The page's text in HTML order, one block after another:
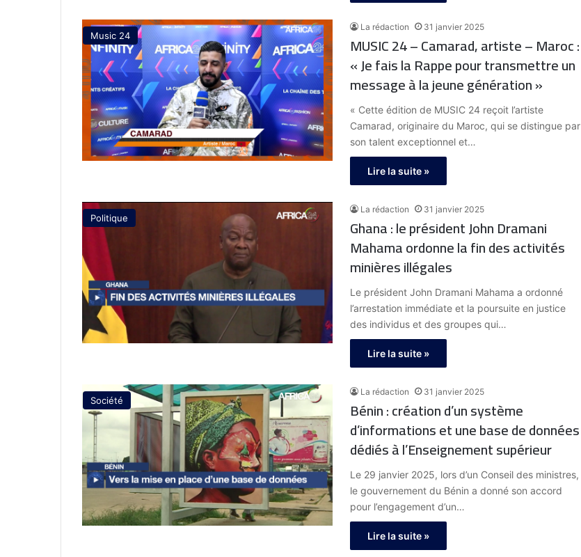
Music 24
La rédaction 31 janvier 2025
MUSIC 24 – Camarad, artiste – Maroc :
« Je fais la Rappe pour transmettre un
message à la jeune génération »
« Cette édition de MUSIC 24 reçoit l’artiste
Camarad, originaire du Maroc, qui se distingue par
son talent exceptionnel et…
Lire la suite »
Politique
La rédaction 31 janvier 2025
Ghana : le président John Dramani
Mahama ordonne la fin des activités
minières illégales
Le président John Dramani Mahama a ordonné
l’arrestation immédiate et la poursuite en justice
des individus et des groupes qui…
Lire la suite »
Société
La rédaction 31 janvier 2025
Bénin : création d’un système
d’informations et une base de données
dédiés à l’Enseignement supérieur
Le 29 janvier 2025, lors d’un Conseil des ministres,
le gouvernement du Bénin a donné son accord
pour l’engagement d’un…
Lire la suite »